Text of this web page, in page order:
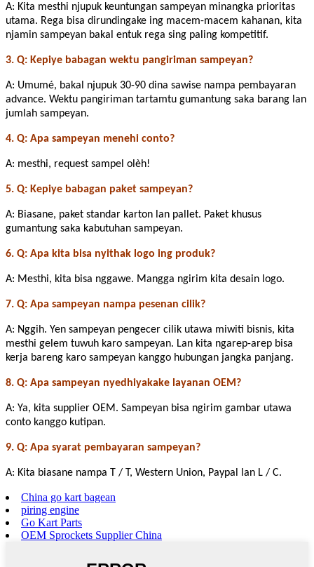
A: Kita mesthi njupuk keuntungan sampeyan minangka prioritas
utama. Rega bisa dirundingake ing macem-macem kahanan, kita
njamin sampeyan bakal entuk rega sing paling kompetitif.
3. Q: Kepiye babagan wektu pangiriman sampeyan?
A: Umumé, bakal njupuk 30-90 dina sawise nampa pembayaran
advance. Wektu pangiriman tartamtu gumantung saka barang lan
jumlah sampeyan.
4. Q: Apa sampeyan menehi conto?
A: mesthi, request sampel olèh!
5. Q: Kepiye babagan paket sampeyan?
A: Biasane, paket standar karton lan pallet. Paket khusus
gumantung saka kabutuhan sampeyan.
6. Q: Apa kita bisa nyithak logo ing produk?
A: Mesthi, kita bisa nggawe. Mangga ngirim kita desain logo.
7. Q: Apa sampeyan nampa pesenan cilik?
A: Nggih. Yen sampeyan pengecer cilik utawa miwiti bisnis, kita
mesthi gelem tuwuh karo sampeyan. Lan kita ngarep-arep bisa
kerja bareng karo sampeyan kanggo hubungan jangka panjang.
8. Q: Apa sampeyan nyedhiyakake layanan OEM?
A: Ya, kita supplier OEM. Sampeyan bisa ngirim gambar utawa
conto kanggo kutipan.
9. Q: Apa syarat pembayaran sampeyan?
A: Kita biasane nampa T / T, Western Union, Paypal lan L / C.
China go kart bagean
piring engine
Go Kart Parts
OEM Sprockets Supplier China